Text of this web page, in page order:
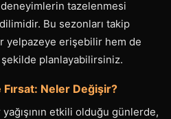
tazelenmesi
Bu sezonları takip
yelpazeye erişebilir hem de
şekilde planlayabilirsiniz.
Neler Değişir?
etkili olduğu günlerde,